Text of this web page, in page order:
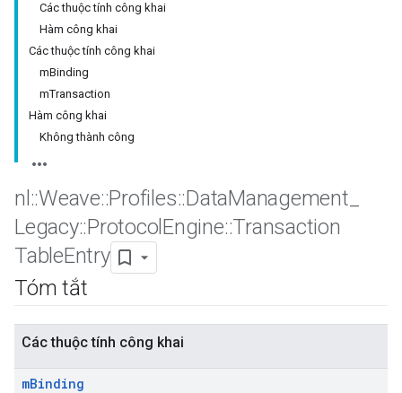
Các thuộc tính công khai
Hàm công khai
Các thuộc tính công khai
mBinding
mTransaction
Hàm công khai
Không thành công
nl ::Weave::Profiles::DataManagement
Legacy::Protocol Engine::Transaction
TableEntry
Tóm tắt
Các thuộc tính công khai
mBinding